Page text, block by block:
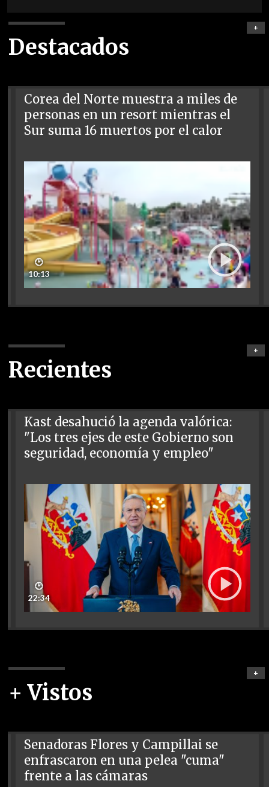
Destacados
+
Corea del Norte muestra a miles de
personas en un resort mientras el
Sur suma 16 muertos por el calor
🕑
10:13
Recientes
+
Kast desahució la agenda valórica:
"Los tres ejes de este Gobierno son
seguridad, economía y empleo"
🕑
22:34
+ Vistos
+
Senadoras Flores y Campillai se
enfrascaron en una pelea "cuma"
frente a las cámaras